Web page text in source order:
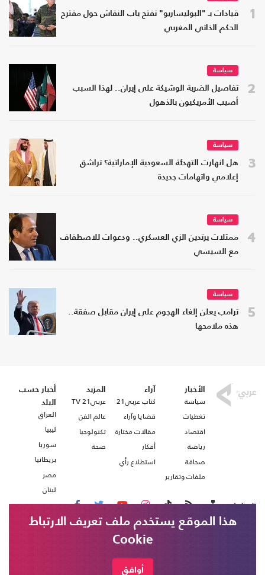
1
قيادات بـ "البوليساريو" تفتح باب النقاش حول مقترح
الحكم الذاتي المغربي
2
سياسة
تفاصيل الضربة الوشيكة على إيران.. لهذا السبب
أصيب الأمريكيون بالذهول
3
سياسة
هل انهارت التهدئة السعودية الإماراتية؟ تراشق
إعلامي واتهامات جديدة
4
سياسة
ممثلات يرتدين الزي العسكري.. ودعوات للاصطفاف
مع السيسي
5
سياسة
ترامب يعلن إلغاء الهجوم على إيران مقابل صفقة..
هذه ملامحها
الأخبار
سياسة
تغطيات
اقتصاد
رياضة
صحافة
ملفات وتقارير
آراء
كتاب عربي21
قضايا وآراء
مقالات مختارة
أفكار
استطلاع رأي
المزيد
عربي21 TV
عالم الفن
تكنولوجيا
صحة
أخبار حسب
البلد
العراق
ليبيا
سوريا
بريطانيا
مصر
لبنان
تابعنا على
هذا الموقع يستخدم ملف تعريف الارتباط
Cookie
أوافق